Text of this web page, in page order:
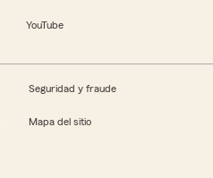
YouTube
Seguridad y fraude
Mapa del sitio